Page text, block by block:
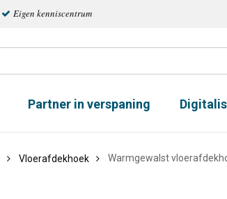
Eigen kenniscentrum
Partner in verspaning
Vloerafdekhoek Warmgewalst